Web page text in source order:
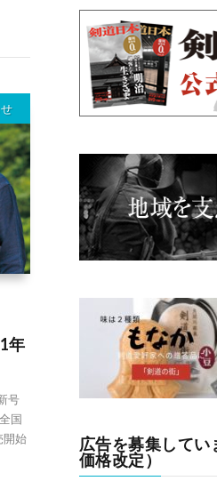
年
号
国
開始
広告を募集して
価格改定）